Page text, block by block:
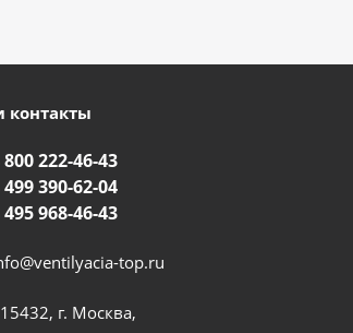
контакты
800 222-46-43
499 390-62-04
495 968-46-43
top.ru
г. Москва,